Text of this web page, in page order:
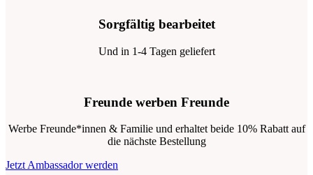
Sorgfältig bearbeitet
Und in 1-4 Tagen geliefert
Freunde werben Freunde
Werbe Freunde*innen & Familie und erhaltet beide 10% Rabatt auf
die nächste Bestellung
Jetzt Ambassador werden